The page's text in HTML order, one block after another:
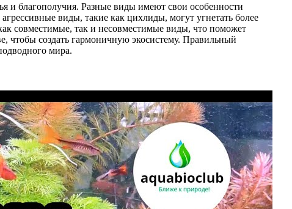
и благополучия. Разные виды имеют свои особенности
виды, такие как цихлиды, могут угнетать более
совместимые, так и несовместимые виды, что поможет
чтобы создать гармоничную экосистему. Правильный
мира.